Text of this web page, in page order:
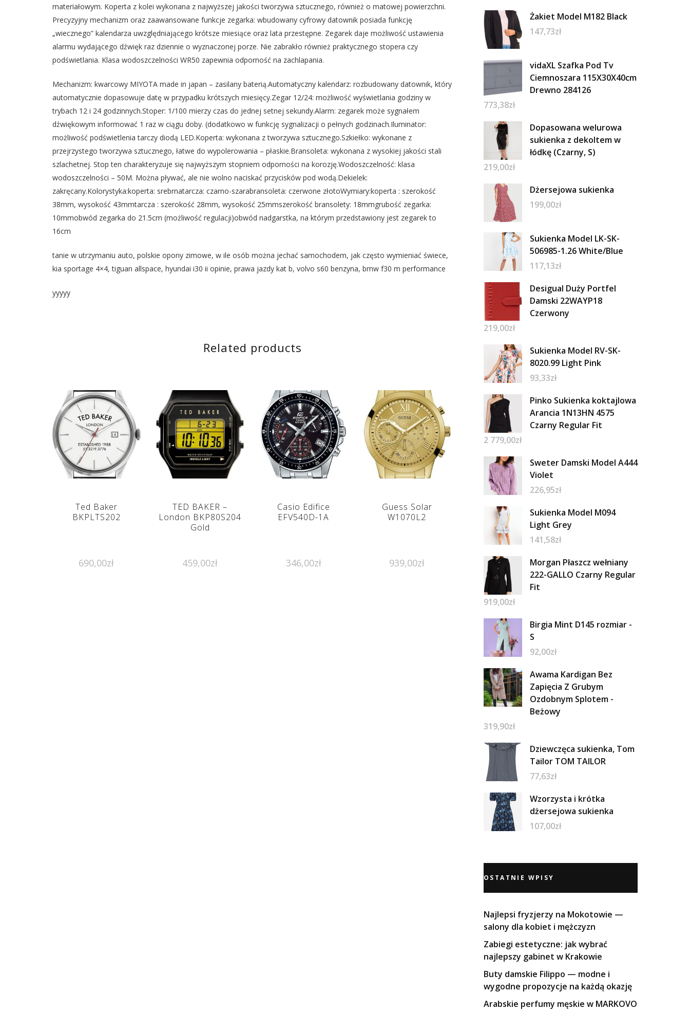
materiałowym. Koperta z kolei wykonana z najwyższej jakości tworzywa sztucznego, również o matowej powierzchni.
Precyzyjny mechanizm oraz zaawansowane funkcje zegarka: wbudowany cyfrowy datownik posiada funkcję
„wiecznego” kalendarza uwzględniającego krótsze miesiące oraz lata przestępne. Zegarek daje możliwość ustawienia
alarmu wydającego dźwięk raz dziennie o wyznaczonej porze. Nie zabrakło również praktycznego stopera czy
podświetlania. Klasa wodoszczelności WR50 zapewnia odporność na zachlapania.
Mechanizm: kwarcowy MIYOTA made in japan – zasilany baterią.Automatyczny kalendarz: rozbudowany datownik, który
automatycznie dopasowuje datę w przypadku krótszych miesięcy.Zegar 12/24: możliwość wyświetlania godziny w
trybach 12 i 24 godzinnych.Stoper: 1/100 mierzy czas do jednej setnej sekundy.Alarm: zegarek może sygnałem
dźwiękowym informować 1 raz w ciągu doby. (dodatkowo w funkcję sygnalizacji o pełnych godzinach.Iluminator:
możliwość podświetlenia tarczy diodą LED.Koperta: wykonana z tworzywa sztucznego.Szkiełko: wykonane z
przejrzystego tworzywa sztucznego, łatwe do wypolerowania – płaskie.Bransoleta: wykonana z wysokiej jakości stali
szlachetnej. Stop ten charakteryzuje się najwyższym stopniem odporności na korozję.Wodoszczelność: klasa
wodoszczelności – 50M. Można pływać, ale nie wolno naciskać przycisków pod wodą.Dekielek:
zakręcany.Kolorystyka:koperta: srebrnatarcza: czarno-szarabransoleta: czerwone złotoWymiary:koperta : szerokość
38mm, wysokość 43mmtarcza : szerokość 28mm, wysokość 25mmszerokość bransolety: 18mmgrubość zegarka:
10mmobwód zegarka do 21.5cm (możliwość regulacji)obwód nadgarstka, na którym przedstawiony jest zegarek to
16cm
tanie w utrzymaniu auto, polskie opony zimowe, w ile osób można jechać samochodem, jak często wymieniać świece,
kia sportage 4×4, tiguan allspace, hyundai i30 ii opinie, prawa jazdy kat b, volvo s60 benzyna, bmw f30 m performance
yyyyy
Related products
Ted Baker
BKPLTS202
690,00zł
TED BAKER –
London BKP80S204
Gold
459,00zł
Casio Edifice
EFV540D-1A
346,00zł
Guess Solar
W1070L2
939,00zł
Żakiet Model M182 Black
147,73zł
vidaXL Szafka Pod Tv
Ciemnoszara 115X30X40cm
Drewno 284126
773,38zł
Dopasowana welurowa
sukienka z dekoltem w
łódkę (Czarny, S)
219,00zł
Dżersejowa sukienka
199,00zł
Sukienka Model LK-SK-
506985-1.26 White/Blue
117,13zł
Desigual Duży Portfel
Damski 22WAYP18
Czerwony
219,00zł
Sukienka Model RV-SK-
8020.99 Light Pink
93,33zł
Pinko Sukienka koktajlowa
Arancia 1N13HN 4575
Czarny Regular Fit
2 779,00zł
Sweter Damski Model A444
Violet
226,95zł
Sukienka Model M094
Light Grey
141,58zł
Morgan Płaszcz wełniany
222-GALLO Czarny Regular
Fit
919,00zł
Birgia Mint D145 rozmiar -
S
92,00zł
Awama Kardigan Bez
Zapięcia Z Grubym
Ozdobnym Splotem -
Beżowy
319,90zł
Dziewczęca sukienka, Tom
Tailor TOM TAILOR
77,63zł
Wzorzysta i krótka
dżersejowa sukienka
107,00zł
OSTATNIE WPISY
Najlepsi fryzjerzy na Mokotowie —
salony dla kobiet i mężczyzn
Zabiegi estetyczne: jak wybrać
najlepszy gabinet w Krakowie
Buty damskie Filippo — modne i
wygodne propozycje na każdą okazję
Arabskie perfumy męskie w MARKOVO